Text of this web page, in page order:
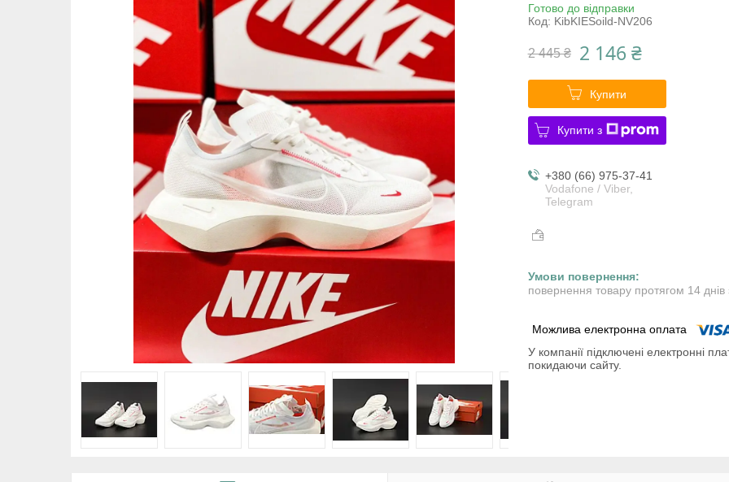
Готово до відправки
Код: KibKIESoild-NV206
2 445 ₴ 2 146 ₴
Купити
Купити з
+380 (66) 975-37-41
Vodafone / Viber,
Telegram
повернення товару протягом 14 днів
У компанії підключені електронні
покидаючи сайту.